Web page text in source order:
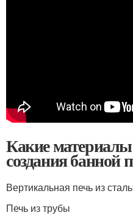
Какие
создания банной
Вертикальная печь из
Печь из трубы